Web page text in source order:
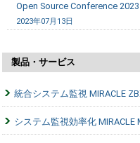
Open Source Conference
2023年07月13日
製品・サービス
統合システム監視 MIRACLE
システム監視効率化